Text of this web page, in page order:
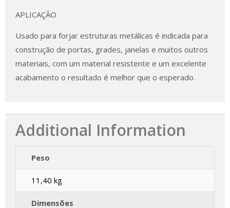
APLICAÇÃO
Usado para forjar estruturas metálicas é indicada para
construção de portas, grades, janelas e muitos outros
materiais, com um material resistente e um excelente
acabamento o resultado é melhor que o esperado.
Additional Information
Peso
11,40 kg
Dimensões